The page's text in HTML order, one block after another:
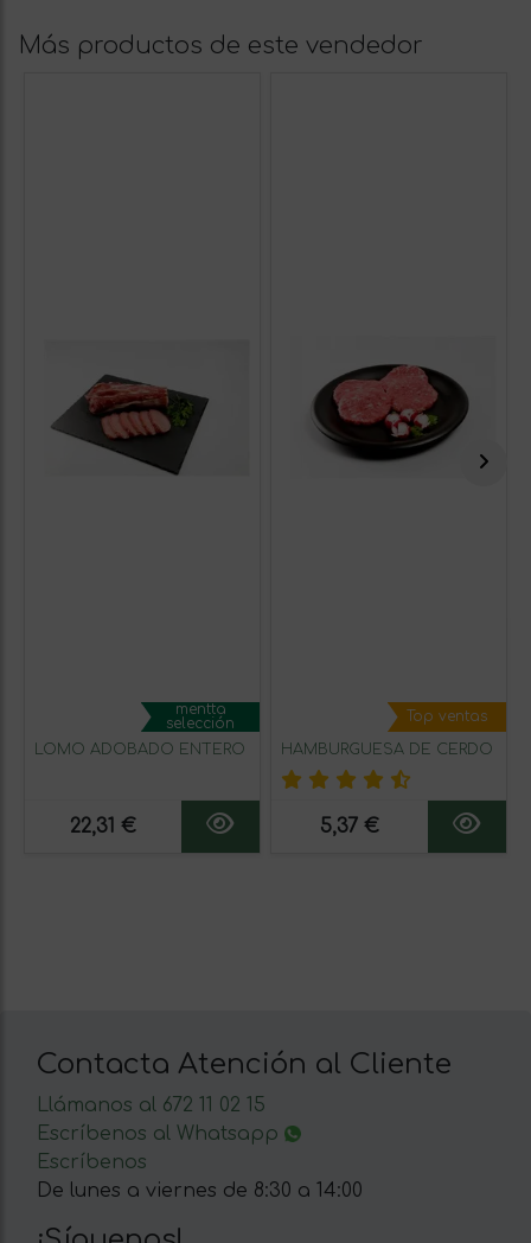
Más productos de este vendedor
mentta
selección
LOMO ADOBADO ENTERO
22,31 €
Top ventas
HAMBURGUESA DE CERDO
5,37 €
Contacta Atención al Cliente
Llámanos al 672 11 02 15
Escríbenos al Whatsapp
Escríbenos
De lunes a viernes de 8:30 a 14:00